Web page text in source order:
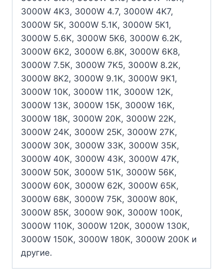
3000W 4K3, 3000W 4.7, 3000W 4K7,
3000W 5K, 3000W 5.1K, 3000W 5K1,
3000W 5.6K, 3000W 5K6, 3000W 6.2K,
3000W 6K2, 3000W 6.8K, 3000W 6K8,
3000W 7.5K, 3000W 7K5, 3000W 8.2K,
3000W 8K2, 3000W 9.1K, 3000W 9K1,
3000W 10K, 3000W 11K, 3000W 12K,
3000W 13K, 3000W 15K, 3000W 16K,
3000W 18K, 3000W 20K, 3000W 22K,
3000W 24K, 3000W 25K, 3000W 27K,
3000W 30K, 3000W 33K, 3000W 35K,
3000W 40K, 3000W 43K, 3000W 47K,
3000W 50K, 3000W 51K, 3000W 56K,
3000W 60K, 3000W 62K, 3000W 65K,
3000W 68K, 3000W 75K, 3000W 80K,
3000W 85K, 3000W 90K, 3000W 100K,
3000W 110K, 3000W 120K, 3000W 130K,
3000W 150K, 3000W 180K, 3000W 200K и
другие.